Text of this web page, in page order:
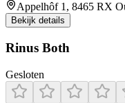
Appelhôf 1, 8465 RX
Bekijk details
Rinus Both
Gesloten